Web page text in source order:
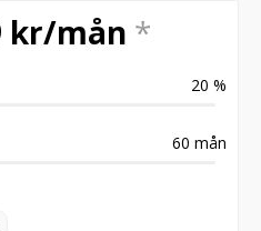
kr/mån *
20 %
60 mån